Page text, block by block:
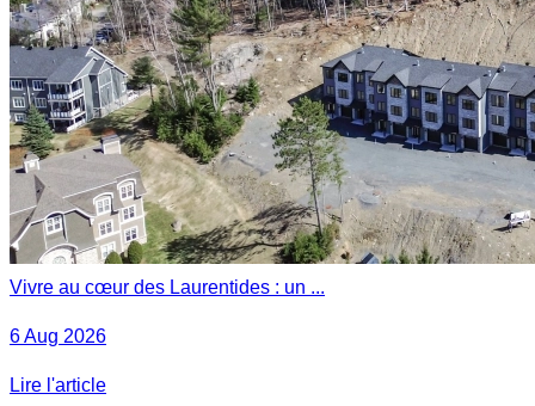
Vivre au cœur des Laurentides : un ...
6 Aug 2026
Lire l'article